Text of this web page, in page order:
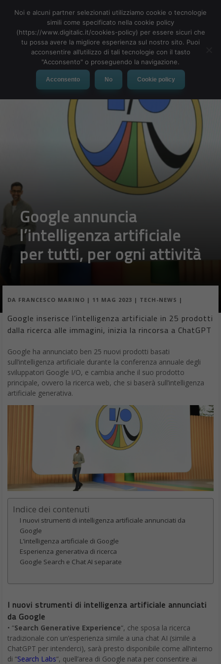
MENU
Google annuncia
l’intelligenza artificiale
per tutti, per ogni attività
DA FRANCESCO MARINO | 11 MAG 2023 | TECH-NEWS |
Google inserisce l’intelligenza artificiale in 25 prodotti
dalla ricerca alle immagini, inizia la rincorsa a ChatGPT
Google ha annunciato ben 25 nuovi prodotti basati
sull’intelligenza artificiale durante la conferenza annuale degli
sviluppatori Google I/O, e cambia anche il suo prodotto
principale, ovvero la ricerca web, che si baserà sull’intelligenza
artificiale generativa.
Indice dei contenuti
I nuovi strumenti di intelligenza artificiale annunciati da
Google
L’intelligenza artificiale di Google
Esperienza generativa di ricerca
Google Search e Chat AI separate
I nuovi strumenti di intelligenza artificiale annunciati
da Google
• “Search Generative Experience“, che sposa la ricerca
tradizionale con un’esperienza simile a una chat AI (simile a
ChatGPT per intenderci), sarà presto disponibile come all’interno
di “Search Labs“, quell’area di Google nata per consentire ai
Noi e alcuni partner selezionati utilizziamo cookie o tecnologie
simili come specificato nella cookie policy
(https://www.digitalic.it/cookies-policy) per essere sicuri che
tu possa avere la migliore esperienza sul nostro sito. Puoi
acconsentire all’utilizzo di tali tecnologie con il tasto
"Acconsento" o proseguendo la navigazione.
Acconsento No Cookie policy